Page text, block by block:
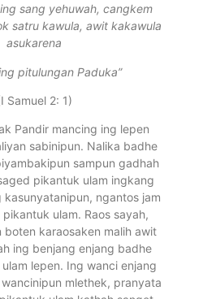
sang yehuwah, cangkem
satru kawula, awit kakawula
asukarena
pitulungan Paduka”
Samuel 2: 1)
Pandir mancing ing lepen
sabinipun. Nalika badhe
sampun gadhah
pikantuk ulam ingkang
kasunyatanipun, ngantos jam
ulam. Raos sayah,
boten karaosaken malih awit
ing benjang enjang badhe
lepen. Ing wanci enjang
mlethek, pranyata